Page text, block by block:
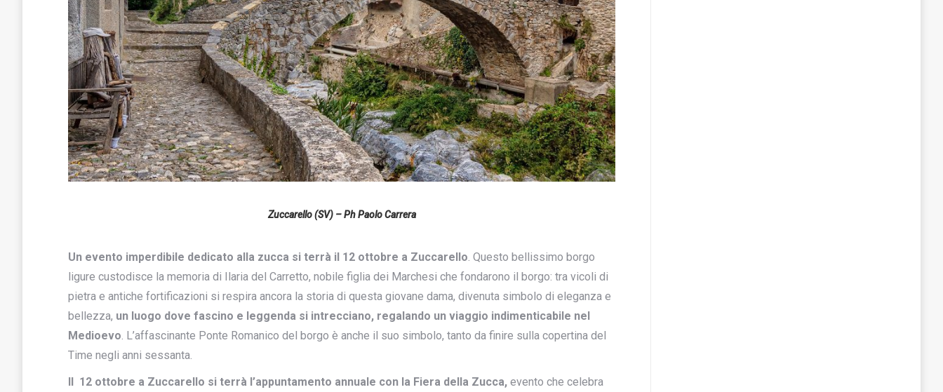
Zuccarello (SV) – Ph Paolo Carrera
Un evento imperdibile dedicato alla zucca si terrà il 12 ottobre a Zuccarello. Questo bellissimo borgo
ligure custodisce la memoria di Ilaria del Carretto, nobile figlia dei Marchesi che fondarono il borgo: tra vicoli di
pietra e antiche fortificazioni si respira ancora la storia di questa giovane dama, divenuta simbolo di eleganza e
bellezza, un luogo dove fascino e leggenda si intrecciano, regalando un viaggio indimenticabile nel
Medioevo. L’affascinante Ponte Romanico del borgo è anche il suo simbolo, tanto da finire sulla copertina del
Time negli anni sessanta.
Il 12 ottobre a Zuccarello si terrà l’appuntamento annuale con la Fiera della Zucca, evento che celebra